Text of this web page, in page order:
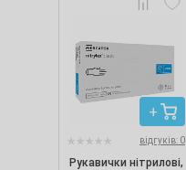
відгуків: 0
Рукавички нітрилові,